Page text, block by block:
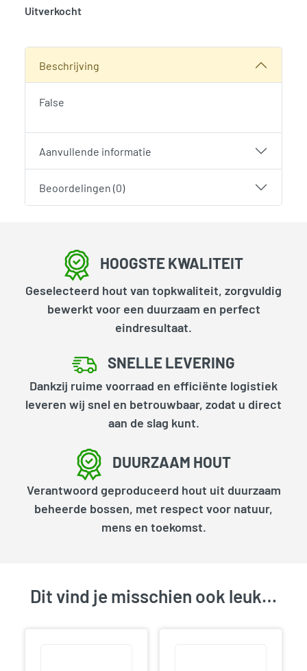
Uitverkocht
Beschrijving
False
Aanvullende informatie
Beoordelingen (0)
HOOGSTE KWALITEIT
Geselecteerd hout van topkwaliteit, zorgvuldig
bewerkt voor een duurzaam en perfect
eindresultaat.
SNELLE LEVERING
Dankzij ruime voorraad en efficiënte logistiek
leveren wij snel en betrouwbaar, zodat u direct
aan de slag kunt.
DUURZAAM HOUT
Verantwoord geproduceerd hout uit duurzaam
beheerde bossen, met respect voor natuur,
mens en toekomst.
Dit vind je misschien ook leuk…